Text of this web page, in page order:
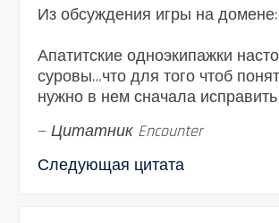
Из обсуждения игры на домене:
Апатитские одноэкипажки
суровы…что для того чтоб
нужно в нем сначала
— Цитатник Encounter
Следующая цитата